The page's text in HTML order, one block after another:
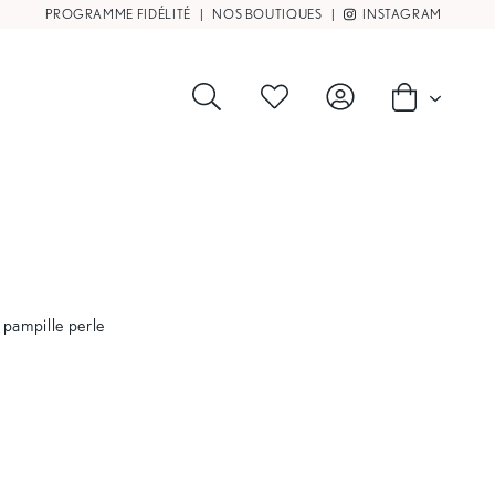
PROGRAMME FIDÉLITÉ | NOS BOUTIQUES | INSTAGRAM
perle